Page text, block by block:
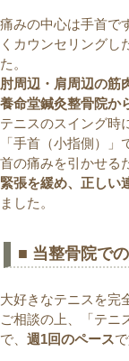
痛みの中心は手首で
くカウンセリングし
た。
肘周辺・肩周辺の筋
養命堂鍼灸整骨院か
テニスのスイング時
「手首（小指側）
首の痛みを引かせる
緊張を緩め、正しい
ました。
■ 当整骨院で
大好きなテニスを完
ご相談の上、「テニ
で、 週1回のペース